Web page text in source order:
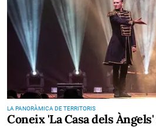
LA PANORÀMICA DE TERRITORIS
Coneix 'La Casa dels